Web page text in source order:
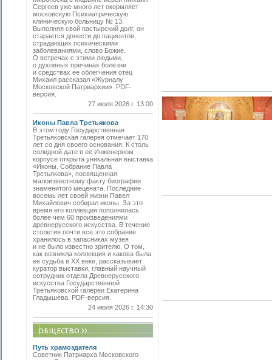
Сергеев уже много лет окормляет
московскую Психиатрическую
клиническую больницу № 13.
Выполняя свой пастырский долг, он
старается донести до пациентов,
страдающих психическими
заболеваниями, слово Божие.
О встречах с этими людьми,
о духовных причинах болезни
и средствах ее облегчения отец
Михаил рассказал «Журналу
Московской Патриархии». PDF-
версия.
27 июля 2026 г. 13:00
Иконы Павла Третьякова
В этом году Государственная
Третьяковская галерея отмечает 170
лет со дня своего основания. К столь
солидной дате в ее Инженерном
корпусе открыта уникальная выставка
«Иконы. Собрание Павла
Третьякова», посвященная
малоизвестному факту биографии
знаменитого мецената. Последние
восемь лет своей жизни Павел
Михайлович собирал иконы. За это
время его коллекция пополнилась
более чем 60 произведениями
древнерусского искусства. В течение
столетия почти все это собрание
хранилось в запасниках музея
и не было известно зрителю. О том,
как возникла коллекция и какова была
ее судьба в ХХ веке, рассказывает
куратор выставки, главный научный
сотрудник отдела Древнерусского
искусства Государственной
Третьяковской галереи Екатерина
Гладышева. PDF-версия.
24 июля 2026 г. 14:30
Путь храмоздателя
Советник Патриарха Московского